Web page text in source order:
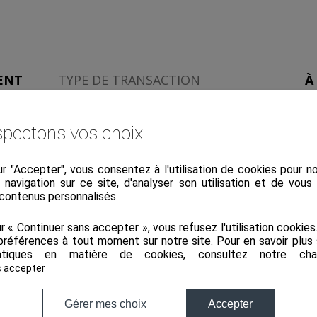
TYPE DE TRANSACTION À
SURFACE
NOMBRE DE LOTS EN
N° ÉTAGE
vos choix
"Accepter", vous consentez à l'utilisation de cookies pour
navigation sur ce site, d'analyser son utilisation et de vous
personnalisés.
« Continuer sans accepter », vous refusez l'utilisation
à tout moment sur notre site. Pour en savoir plus
en matière de cookies, consultez notre
accepter
Gérer mes choix Accepter